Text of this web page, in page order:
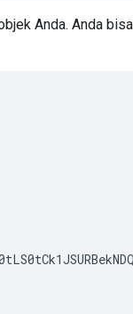
Anda. Anda